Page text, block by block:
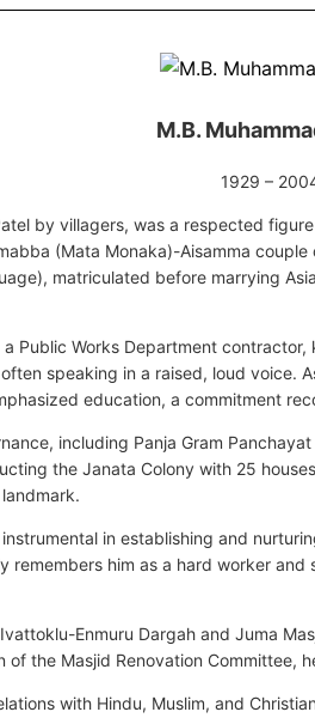
M.B.
1929 –
by villagers, was a respected
(Mata Monaka)-Aisamma
matriculated before marrying
Public Works Department
speaking in a raised, loud voice.
education, a commitment
including Panja Gram
the Janata Colony with 25
in establishing and
remembers him as a hard worker
Enmuru Dargah and Juma
of the Masjid Renovation Committee,
with Hindu, Muslim, and